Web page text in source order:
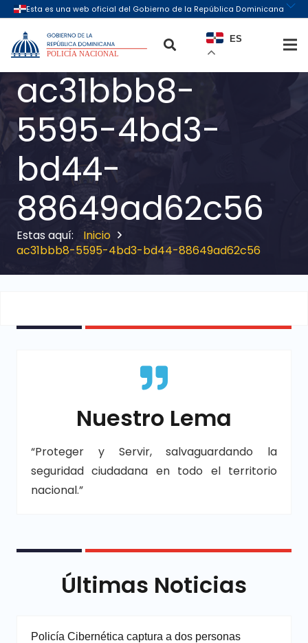
ES
ac31bbb8-
5595-4bd3-
bd44-
88649ad62c56
Inicio
ac31bbb8-5595-4bd3-bd44-88649ad62c56
Nuestro Lema
“Proteger y Servir, salvaguardando la
seguridad ciudadana en todo el territorio
nacional.”
Últimas Noticias
Policía Cibernética captura a dos personas